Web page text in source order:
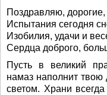
Поздравляю,
Испытания сегодня
Изобилия, удачи и
Сердца доброго,
Пусть в великий
намаз наполнит твою
светом. Храни